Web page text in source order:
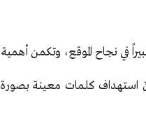
في نجاح الموقع، وتكمن
استهداف كلمات معينة